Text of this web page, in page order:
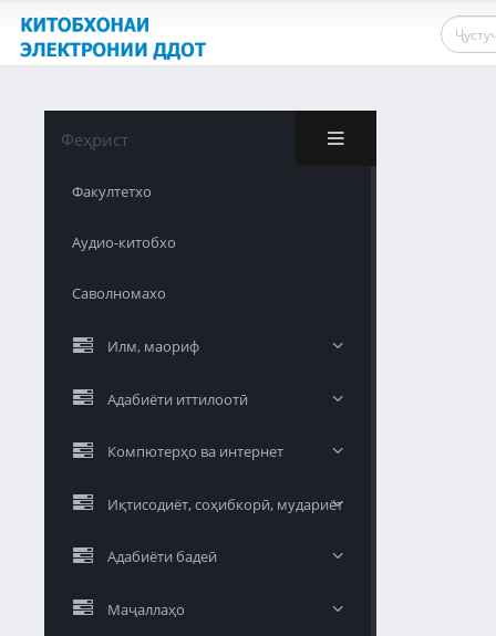
Феҳрист
Факултетхо
Аудио-китобхо
Саволномахо
Илм, маориф
Адабиёти иттилоотӣ
Компютерҳо ва интернет
Иқтисодиёт, соҳибкорӣ, мудариёт
Адабиёти бадеӣ
Маҷаллаҳо